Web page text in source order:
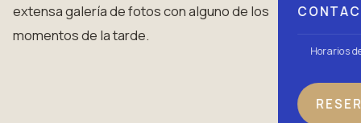
Horarios
extensa galería de fotos con alguno de los
momentos de la tarde.